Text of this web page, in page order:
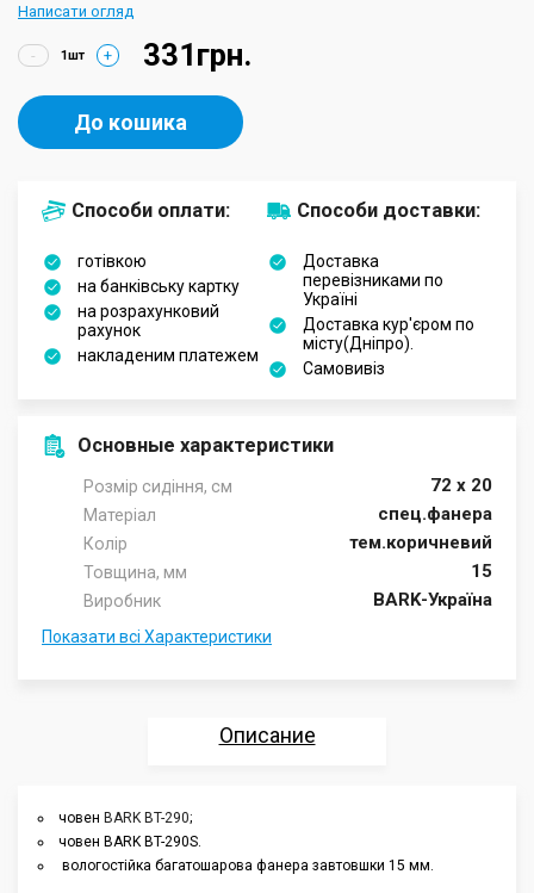
Написати огляд
- + 331грн.
До кошика
Способи оплати:
готівкою
на банківську картку
на розрахунковий
рахунок
накладеним платежем
Способи доставки:
Доставка
перевізниками по
Україні
Доставка кур'єром по
місту(Дніпро).
Самовивіз
Основные характеристики
Розмір сидіння, см 72 х 20
Матеріал спец.фанера
Колір тем.коричневий
Товщина, мм 15
Виробник BARK-Україна
Показати всі Характеристики
Описание
човен BARK BT-290;
човен BARK BT-290S.
вологостійка багатошарова фанера завтовшки 15 мм.